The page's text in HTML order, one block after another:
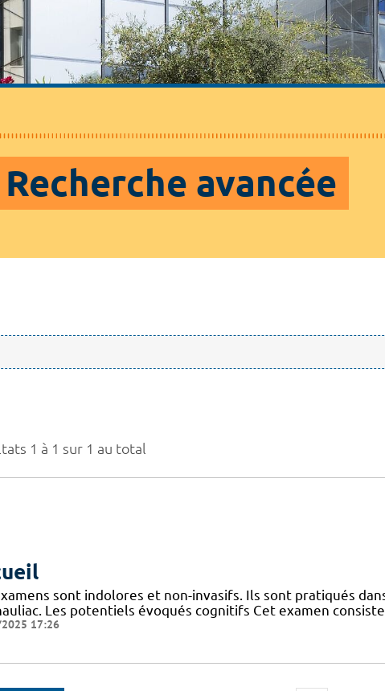
Recherche avancée
1 à 1 sur 1 au total
sont indolores et non-invasifs. Ils sont pratiqués
Les potentiels évoqués cognitifs Cet examen
17:26